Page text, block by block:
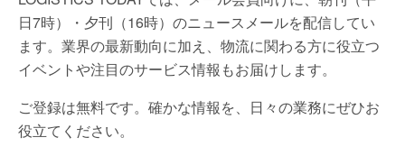
日7時）・夕刊（16時）のニュースメールを配信してい
ます。業界の最新動向に加え、物流に関わる方に役立つ
イベントや注目のサービス情報もお届けします。
ご登録は無料です。確かな情報を、日々の業務にぜひお
役立てください。